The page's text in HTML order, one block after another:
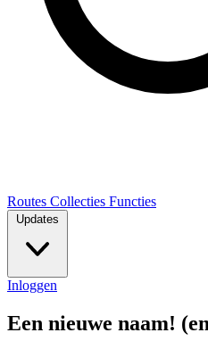
Routes Collecties Functies
Updates
Inloggen
Een nieuwe naam!